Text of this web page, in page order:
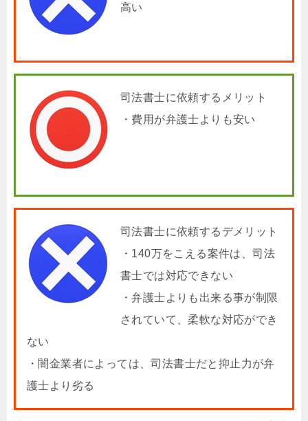
高い
司法書士に依頼するメリット
・費用が弁護士よりも安い
司法書士に依頼するデメリット
・140万をこえる案件は、司法
書士では対応できない
・弁護士よりも出来る事が制限
されていて、柔軟な対応ができ
ない
・闇金業者によっては、司法書士だと抑止力が弁
護士より劣る